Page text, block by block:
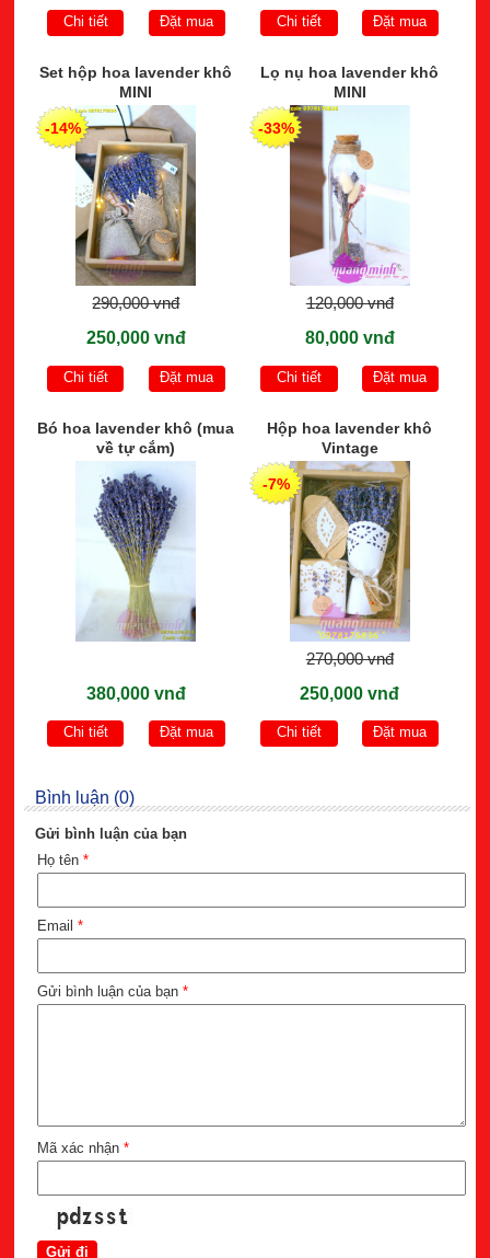
Chi tiết Đặt mua Chi tiết Đặt mua
Set hộp hoa lavender khô
MINI
-14%
290,000 vnđ
250,000 vnđ
Chi tiết Đặt mua
Lọ nụ hoa lavender khô
MINI
-33%
120,000 vnđ
80,000 vnđ
Chi tiết Đặt mua
Bó hoa lavender khô (mua
về tự cắm)
380,000 vnđ
Chi tiết Đặt mua
Hộp hoa lavender khô
Vintage
-7%
270,000 vnđ
250,000 vnđ
Chi tiết Đặt mua
Bình luận (0)
Gửi bình luận của bạn
Họ tên *
Email *
Gửi bình luận của bạn *
Mã xác nhận *